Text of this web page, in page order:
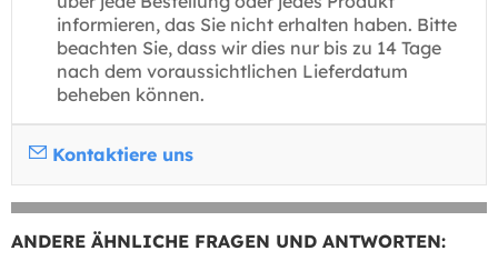
informieren, das Sie nicht erhalten haben. Bitte
beachten Sie, dass wir dies nur bis zu 14 Tage
nach dem voraussichtlichen Lieferdatum
beheben können.
Kontaktiere uns
ANDERE ÄHNLICHE FRAGEN UND ANTWORTEN: